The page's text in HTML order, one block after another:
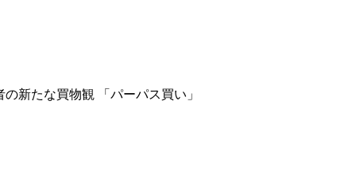
新たな買物観 「パーパス買い」